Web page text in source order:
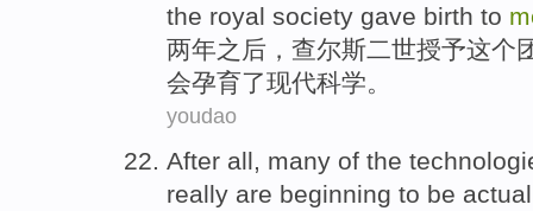
the royal society gave birth to
两年之后 ， 查尔斯二世授予这个
会孕育了现代科学。
youdao
After all, many of the
really are beginning to be